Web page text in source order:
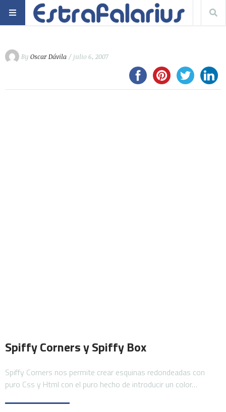
By Oscar Dávila / julio 6, 2007
Spiffy Corners y Spiffy Box
Spiffy Corners nos permite crear esquinas redondeadas con
puro Css y Html con el puro hecho de introducir un color…